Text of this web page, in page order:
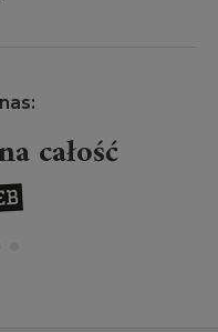
całość